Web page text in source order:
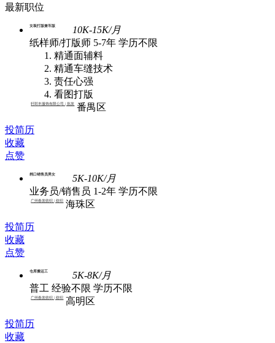
最新职位
女装打版兼车版
10K-15K/月
纸样师/打版师 5-7年 学历不限
精通面辅料
精通车缝技术
责任心强
看图打版
轩郢丰服饰有限公司 | 批发 番禺区
投简历
收藏
点赞
档口销售员男女
5K-10K/月
业务员/销售员 1-2年 学历不限
广州春发纺织 | 纺织 海珠区
投简历
收藏
点赞
仓库搬运工
5K-8K/月
普工 经验不限 学历不限
广州春发纺织 | 纺织 高明区
投简历
收藏